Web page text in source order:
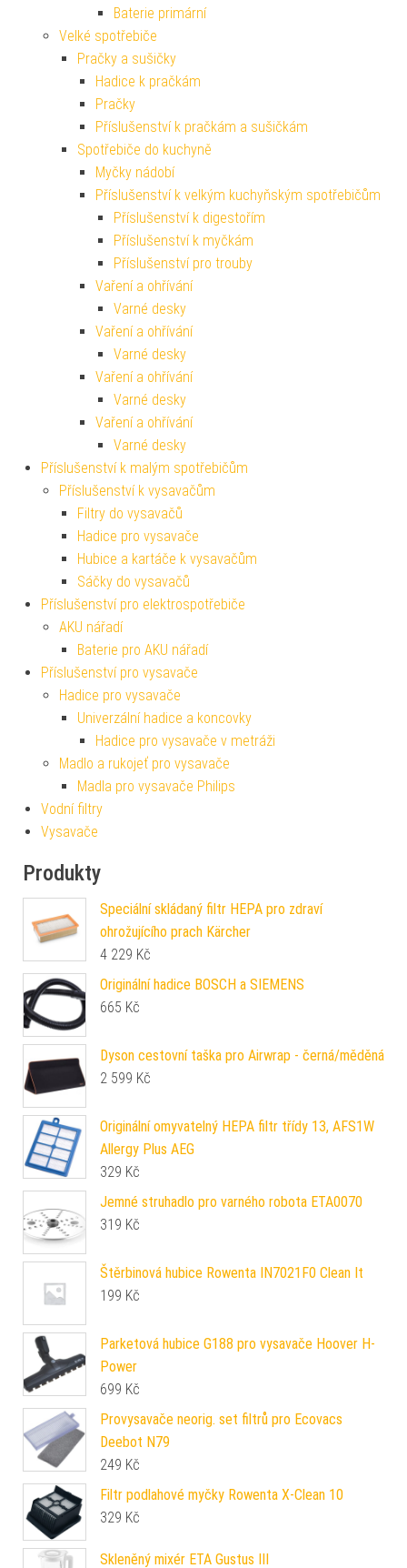
Baterie primární
Velké spotřebiče
Pračky a sušičky
Hadice k pračkám
Pračky
Příslušenství k pračkám a sušičkám
Spotřebiče do kuchyně
Myčky nádobí
Příslušenství k velkým kuchyňským spotřebičům
Příslušenství k digestořím
Příslušenství k myčkám
Příslušenství pro trouby
Vaření a ohřívání
Varné desky
Vaření a ohřívání
Varné desky
Vaření a ohřívání
Varné desky
Vaření a ohřívání
Varné desky
Příslušenství k malým spotřebičům
Příslušenství k vysavačům
Filtry do vysavačů
Hadice pro vysavače
Hubice a kartáče k vysavačům
Sáčky do vysavačů
Příslušenství pro elektrospotřebiče
AKU nářadí
Baterie pro AKU nářadí
Příslušenství pro vysavače
Hadice pro vysavače
Univerzální hadice a koncovky
Hadice pro vysavače v metráži
Madlo a rukojeť pro vysavače
Madla pro vysavače Philips
Vodní filtry
Vysavače
Produkty
Speciální skládaný filtr HEPA pro zdraví
ohrožujícího prach Kärcher
4 229 Kč
Originální hadice BOSCH a SIEMENS
665 Kč
Dyson cestovní taška pro Airwrap - černá/měděná
2 599 Kč
Originální omyvatelný HEPA filtr třídy 13, AFS1W
Allergy Plus AEG
329 Kč
Jemné struhadlo pro varného robota ETA0070
319 Kč
Štěrbinová hubice Rowenta IN7021F0 Clean It
199 Kč
Parketová hubice G188 pro vysavače Hoover H-
Power
699 Kč
Provysavače neorig. set filtrů pro Ecovacs
Deebot N79
249 Kč
Filtr podlahové myčky Rowenta X-Clean 10
329 Kč
Skleněný mixér ETA Gustus III